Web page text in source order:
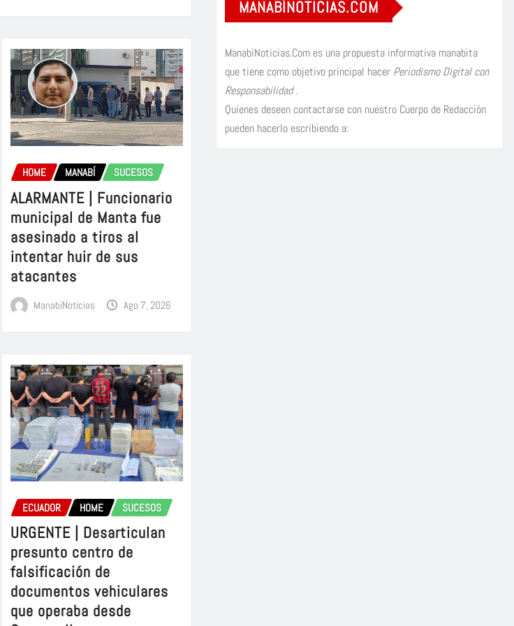
HOME MANABÍ SUCESOS
ALARMANTE | Funcionario
municipal de Manta fue
asesinado a tiros al
intentar huir de sus
atacantes
ManabiNoticias Ago 7, 2026
ECUADOR HOME SUCESOS
URGENTE | Desarticulan
presunto centro de
falsificación de
documentos vehiculares
que operaba desde
MANABÍNOTICIAS.COM
ManabíNoticias.Com es una propuesta informativa manabita
que tiene como objetivo principal hacer Periodismo Digital con
Responsabilidad.
Quienes deseen contactarse con nuestro Cuerpo de Redacción
pueden hacerlo escribiendo a: